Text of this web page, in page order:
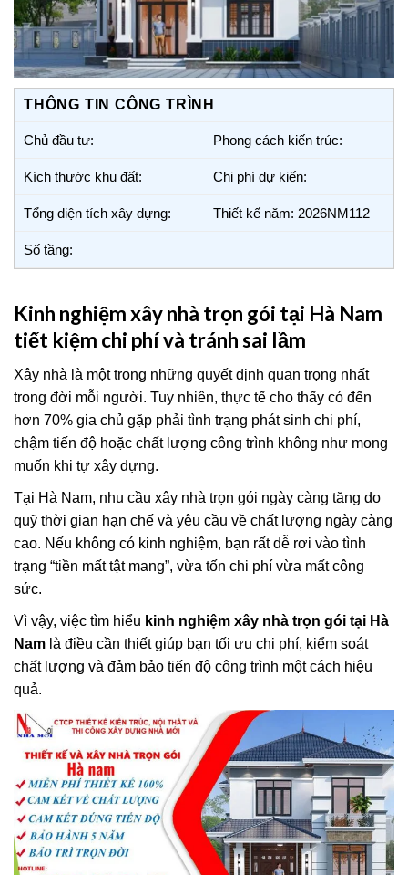
THÔNG TIN CÔNG TRÌNH
Chủ đầu tư: Phong cách kiến trúc:
Kích thước khu đất: Chi phí dự kiến:
Tổng diện tích xây dựng: Thiết kế năm: 2026NM112
Số tầng:
Kinh nghiệm xây nhà trọn gói tại Hà Nam
tiết kiệm chi phí và tránh sai lầm
Xây nhà là một trong những quyết định quan trọng nhất
trong đời mỗi người. Tuy nhiên, thực tế cho thấy có đến
hơn 70% gia chủ gặp phải tình trạng phát sinh chi phí,
chậm tiến độ hoặc chất lượng công trình không như mong
muốn khi tự xây dựng.
Tại Hà Nam, nhu cầu xây nhà trọn gói ngày càng tăng do
quỹ thời gian hạn chế và yêu cầu về chất lượng ngày càng
cao. Nếu không có kinh nghiệm, bạn rất dễ rơi vào tình
trạng “tiền mất tật mang”, vừa tốn chi phí vừa mất công
sức.
Vì vậy, việc tìm hiểu kinh nghiệm xây nhà trọn gói tại Hà
Nam là điều cần thiết giúp bạn tối ưu chi phí, kiểm soát
chất lượng và đảm bảo tiến độ công trình một cách hiệu
quả.